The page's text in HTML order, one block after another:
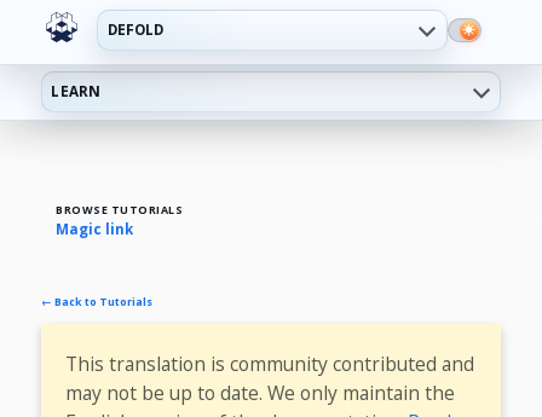
DEFOLD
LEARN
BROWSE TUTORIALS
Magic link
← Back to Tutorials
This translation is community contributed and
may not be up to date. We only maintain the